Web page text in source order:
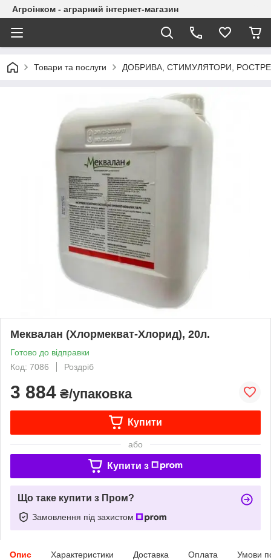
Агроінком - аграрний інтернет-магазин
Товари та послуги ДОБРИВА, СТИМУЛЯТОРИ,
Меквалан (Хлормекват-Хлорид), 20л.
Готово до відправки
Код: 7086
Роздріб
3 884 ₴/упаковка
Купити
або
Купити з
Що таке купити з Пром?
Замовлення під захистом
Опис Характеристики Доставка Оплата Умови